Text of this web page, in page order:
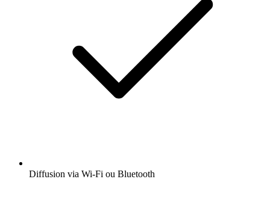
Diffusion via Wi-Fi ou Bluetooth